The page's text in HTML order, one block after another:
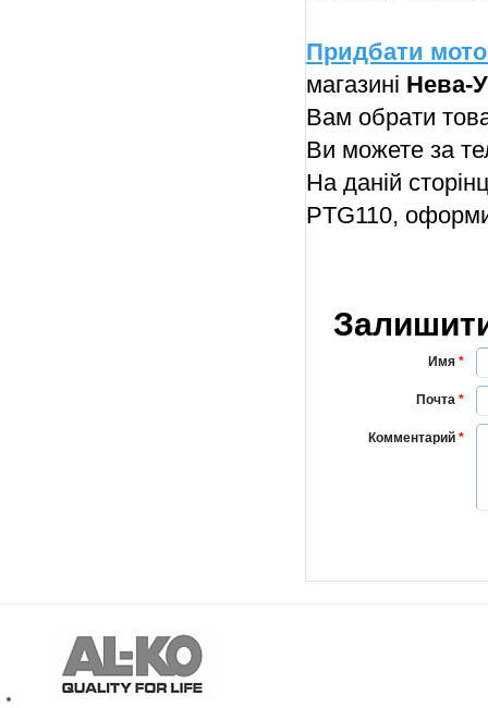
Придбати
магазині Нева-
Вам обрати
Ви можете за
На даній
PTG110,
Имя *
Почта *
Комментарий *